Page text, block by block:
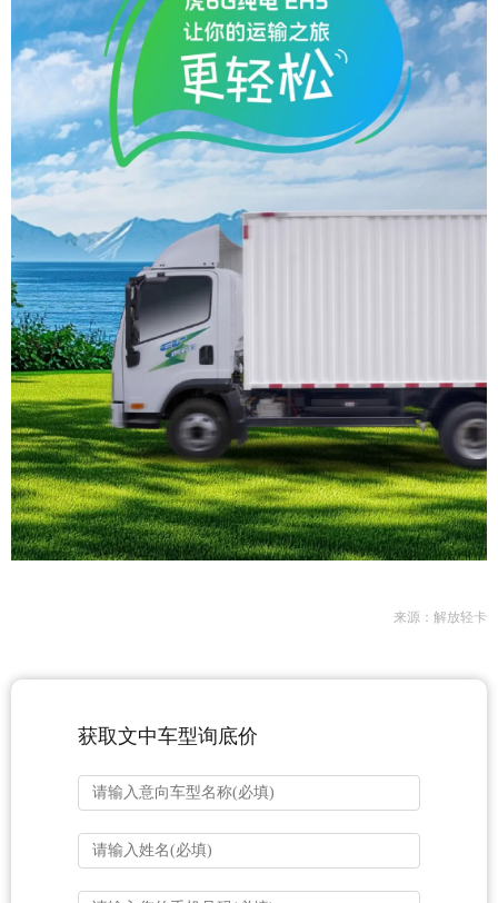
来源：解放轻卡
获取文中车型询底价